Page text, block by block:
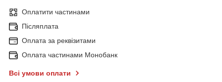
Оплатити частинами
Післяплата
Оплата за реквізитами
Оплата частинами Монобанк
Всі умови оплати